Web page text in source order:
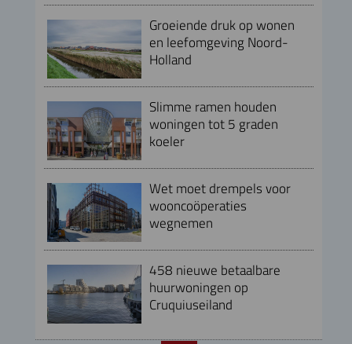
Groeiende druk op wonen
en leefomgeving Noord-
Holland
Slimme ramen houden
woningen tot 5 graden
koeler
Wet moet drempels voor
wooncoöperaties
wegnemen
458 nieuwe betaalbare
huurwoningen op
Cruquiuseiland